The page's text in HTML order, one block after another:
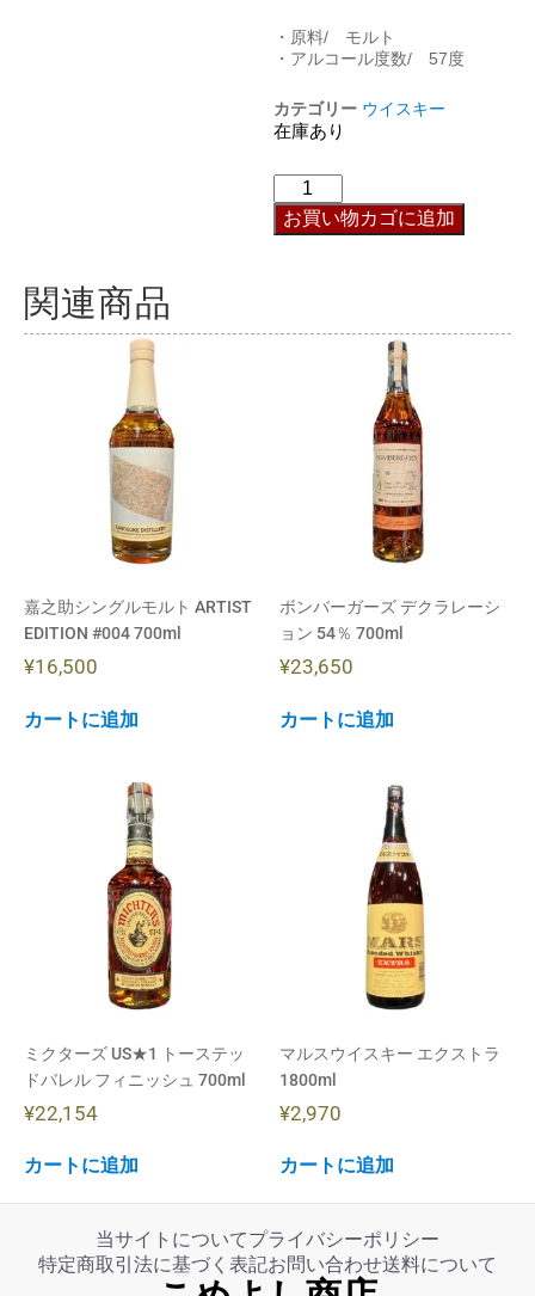
・原料/ モルト
・アルコール度数/ 57度
カテゴリー ウイスキー
在庫あり
お買い物カゴに追加
関連商品
嘉之助シングルモルト ARTIST
EDITION #004 700ml
¥16,500
カートに追加
ボンバーガーズ デクラレーシ
ョン 54％ 700ml
¥23,650
カートに追加
ミクターズ US★1 トーステッ
ドバレル フィニッシュ 700ml
¥22,154
カートに追加
マルスウイスキー エクストラ
1800ml
¥2,970
カートに追加
当サイトについてプライバシーポリシー
特定商取引法に基づく表記お問い合わせ送料について